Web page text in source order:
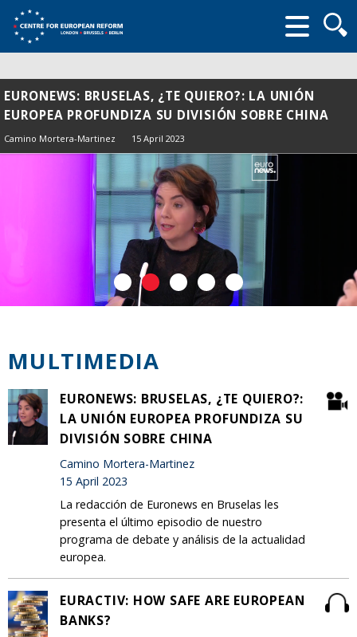
form
EURONEWS: BRUSELAS, ¿TE QUIERO?: LA UNIÓN
EUROPEA PROFUNDIZA SU DIVISIÓN SOBRE CHINA
Camino Mortera-Martinez 15 April 2023
MULTIMEDIA
EURONEWS: BRUSELAS, ¿TE QUIERO?:
LA UNIÓN EUROPEA PROFUNDIZA SU
DIVISIÓN SOBRE CHINA
Camino Mortera-Martinez
15 April 2023
La redacción de Euronews en Bruselas les
presenta el último episodio de nuestro
programa de debate y análisis de la actualidad
europea.
EURACTIV: HOW SAFE ARE EUROPEAN
BANKS?